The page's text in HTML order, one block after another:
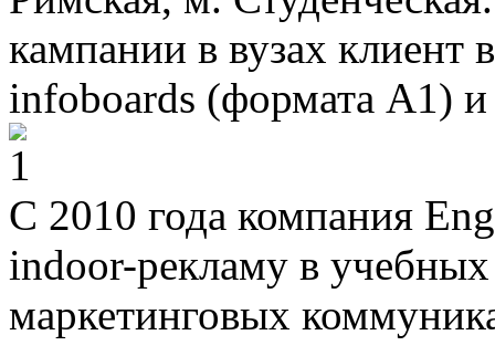
кампании в вузах клиент
infoboards (формата А1)
С 2010 года компания
indoor-рекламу в учебных
маркетинговых